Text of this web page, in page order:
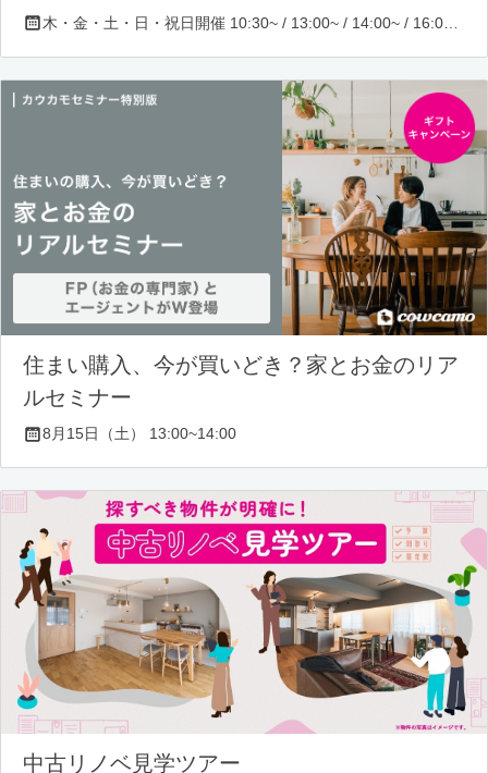
住まい購入、今が買いどき？家とお金のリア
ルセミナー
8月15日（土） 13:00~14:00
中古リノベ見学ツアー